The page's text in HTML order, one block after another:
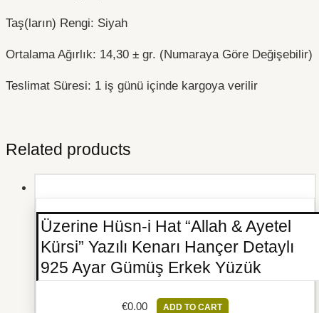
Taş(ların) Rengi: Siyah
Ortalama Ağırlık: 14,30 ± gr. (Numaraya Göre Değişebilir)
Teslimat Süresi: 1 iş günü içinde kargoya verilir
Related products
Üzerine Hüsn-i Hat “Allah & Ayetel
Kürsi” Yazılı Kenarı Hançer Detaylı
925 Ayar Gümüş Erkek Yüzük
€0.00 ADD TO CART